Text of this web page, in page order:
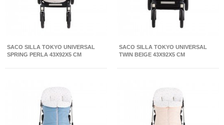
SACO SILLA TOKYO UNIVERSAL
SPRING PERLA 43X92X5 CM
SACO SILLA TOKYO UNIVERSAL
TWIN BEIGE 43X92X5 CM